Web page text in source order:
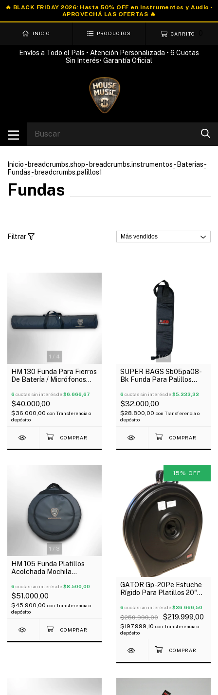
INICIO PRODUCTOS CARRITO
Envíos a Todo el País • Atención Personalizada • 6 Cuotas
Sin Interés• Garantía Oficial
Inicio- breadcrumbs.shop- breadcrumbs.instrumentos- Baterias-
Fundas- breadcrumbs.palillos1
Fundas
Filtrar
1 / 4
HM 130 Funda Para Fierros
De Batería / Micrófonos
6 cuotas sin interés de$6.666,67
$40.000,00
$36.000,00 con Transferencia o
depósito
1/3
SUPER BAGS Sb05pa08-
Bk Funda Para Palillos
6 cuotas sin interés de$5.333,33
$32.000,00
$28.800,00 con Transferencia o
depósito
1 / 3
HM 105 Funda Platillos
Acolchada Mochila
6 cuotas sin interés de$8.500,00
$51.000,00
$45.900,00 con Transferencia o
depósito
15 % OFF
GATOR Gp-20Pe Estuche
Rígido Para Platillos 20"
6 cuotas sin interés de$36.666,50
$259.999,00 $219.999,00
$197.999,10 con Transferencia o
depósito